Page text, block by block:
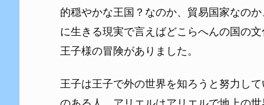
的穏やかな王国？なのか、貿易国家なの
に生きる現実で言えばどこらへんの国の
王子様の冒険がありました。
王子は王子で外の世界を知ろうと努力し